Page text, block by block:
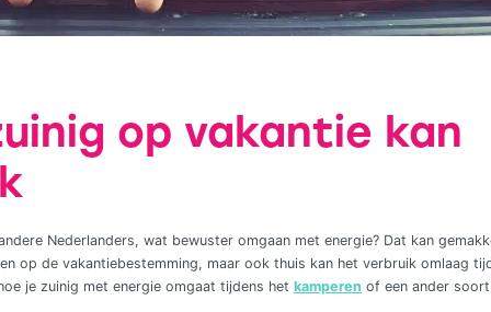
op vakantie kan
Nederlanders, wat bewuster omgaan met energie? Dat kan
op de vakantiebestemming, maar ook thuis kan het verbruik omlaag
je zuinig met energie omgaat tijdens het kamperen of een ander